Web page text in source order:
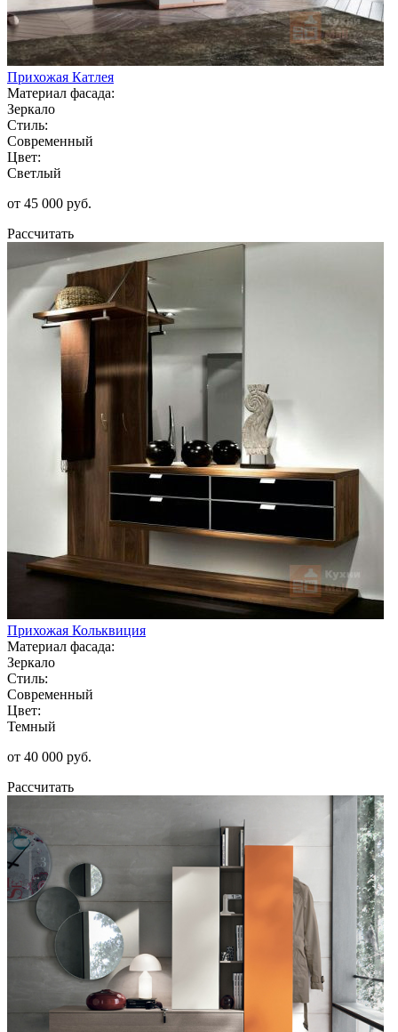
Прихожая Катлея
Материал фасада:
Зеркало
Стиль:
Современный
Цвет:
Светлый
от 45 000 руб.
Рассчитать
Прихожая Кольквиция
Материал фасада:
Зеркало
Стиль:
Современный
Цвет:
Темный
от 40 000 руб.
Рассчитать